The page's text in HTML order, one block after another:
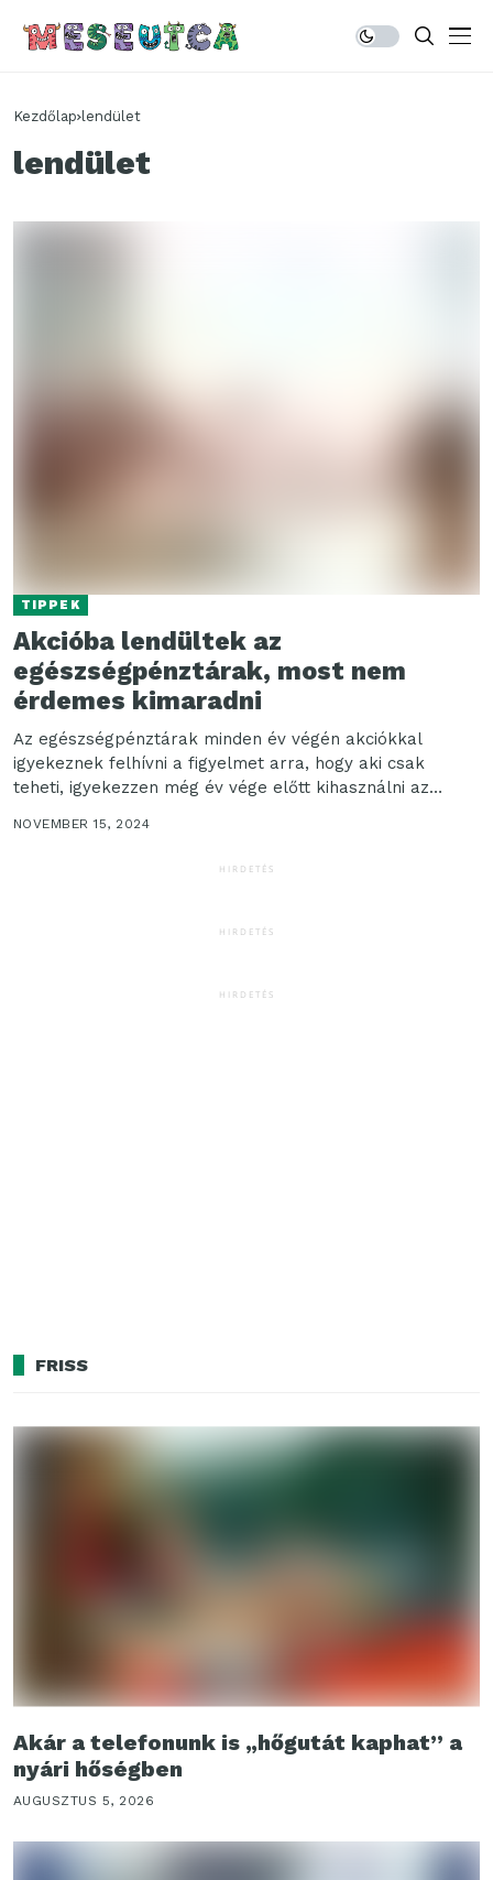
Kezdőlap lendület
lendület
TIPPEK
Akcióba lendültek az
egészségpénztárak, most nem
érdemes kimaradni
Az egészségpénztárak minden év végén akciókkal
igyekeznek felhívni a figyelmet arra, hogy aki csak
teheti, igyekezzen még év vége előtt kihasználni az
NOVEMBER 15, 2024
HIRDETÉS
HIRDETÉS
HIRDETÉS
FRISS
Akár a telefonunk is „hőgutát kaphat” a
nyári hőségben
AUGUSZTUS 5, 2026